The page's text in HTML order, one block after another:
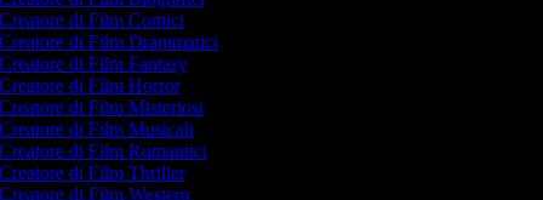
di Film Comici
di Film Drammatici
di Film Fantasy
di Film Horror
di Film Misteriosi
di Film Musicali
di Film Romantici
di Film Thriller
di Film Western